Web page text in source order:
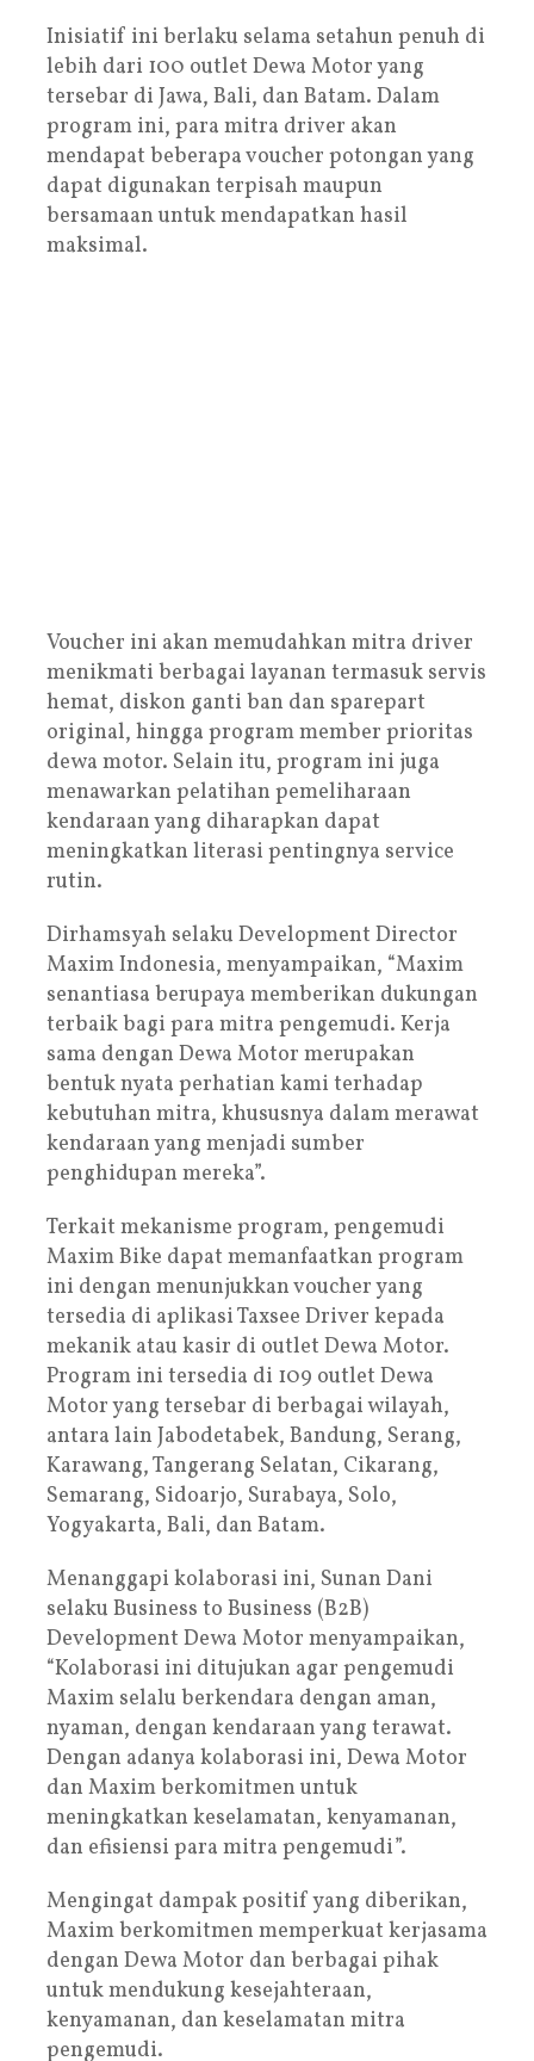
Inisiatif ini berlaku selama setahun penuh di
lebih dari 100 outlet Dewa Motor yang
tersebar di Jawa, Bali, dan Batam. Dalam
program ini, para mitra driver akan
mendapat beberapa voucher potongan yang
dapat digunakan terpisah maupun
bersamaan untuk mendapatkan hasil
maksimal.
Voucher ini akan memudahkan mitra driver
menikmati berbagai layanan termasuk servis
hemat, diskon ganti ban dan sparepart
original, hingga program member prioritas
dewa motor. Selain itu, program ini juga
menawarkan pelatihan pemeliharaan
kendaraan yang diharapkan dapat
meningkatkan literasi pentingnya service
rutin.
Dirhamsyah selaku Development Director
Maxim Indonesia, menyampaikan, “Maxim
senantiasa berupaya memberikan dukungan
terbaik bagi para mitra pengemudi. Kerja
sama dengan Dewa Motor merupakan
bentuk nyata perhatian kami terhadap
kebutuhan mitra, khususnya dalam merawat
kendaraan yang menjadi sumber
penghidupan mereka”.
Terkait mekanisme program, pengemudi
Maxim Bike dapat memanfaatkan program
ini dengan menunjukkan voucher yang
tersedia di aplikasi Taxsee Driver kepada
mekanik atau kasir di outlet Dewa Motor.
Program ini tersedia di 109 outlet Dewa
Motor yang tersebar di berbagai wilayah,
antara lain Jabodetabek, Bandung, Serang,
Karawang, Tangerang Selatan, Cikarang,
Semarang, Sidoarjo, Surabaya, Solo,
Yogyakarta, Bali, dan Batam.
Menanggapi kolaborasi ini, Sunan Dani
selaku Business to Business (B2B)
Development Dewa Motor menyampaikan,
“Kolaborasi ini ditujukan agar pengemudi
Maxim selalu berkendara dengan aman,
nyaman, dengan kendaraan yang terawat.
Dengan adanya kolaborasi ini, Dewa Motor
dan Maxim berkomitmen untuk
meningkatkan keselamatan, kenyamanan,
dan efisiensi para mitra pengemudi”.
Mengingat dampak positif yang diberikan,
Maxim berkomitmen memperkuat kerjasama
dengan Dewa Motor dan berbagai pihak
untuk mendukung kesejahteraan,
kenyamanan, dan keselamatan mitra
pengemudi.